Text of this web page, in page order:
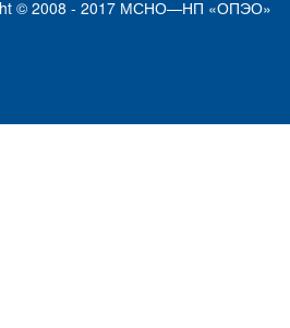
© 2008 - 2017 МСНО—НП «ОПЭО»